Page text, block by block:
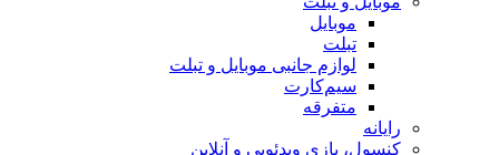
موبایل
تبلت
لوازم جانبی موبایل و تبلت
سیم‌کارت
متفرقه
رایانه
کنسول، بازی‌ ویدئویی و آنلاین